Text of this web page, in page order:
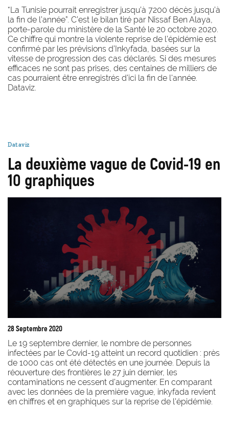
“La Tunisie pourrait enregistrer jusqu’à 7200 décès jusqu’à
la fin de l’année”. C’est le bilan tiré par Nissaf Ben Alaya,
porte-parole du ministère de la Santé le 20 octobre 2020.
Ce chiffre qui montre la violente reprise de l’épidémie est
confirmé par les prévisions d’Inkyfada, basées sur la
vitesse de progression des cas déclarés. Si des mesures
efficaces ne sont pas prises, des centaines de milliers de
cas pourraient être enregistrés d'ici la fin de l'année.
Dataviz.
Dataviz
La deuxième vague de Covid-19 en
10 graphiques
28 Septembre 2020
Le 19 septembre dernier, le nombre de personnes
infectées par le Covid-19 atteint un record quotidien : près
de 1000 cas ont été détectés en une journée. Depuis la
réouverture des frontières le 27 juin dernier, les
contaminations ne cessent d’augmenter. En comparant
avec les données de la première vague, inkyfada revient
en chiffres et en graphiques sur la reprise de l'épidémie.